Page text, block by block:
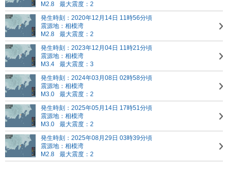
M2.8
最大震度：2
発生時刻：2020年12月14日 11時56分頃
震源地：相模湾
M2.8
最大震度：2
発生時刻：2023年12月04日 11時21分頃
震源地：相模湾
M3.4
最大震度：3
発生時刻：2024年03月08日 02時58分頃
震源地：相模湾
M3.0
最大震度：2
発生時刻：2025年05月14日 17時51分頃
震源地：相模湾
M3.0
最大震度：2
発生時刻：2025年08月29日 03時39分頃
震源地：相模湾
M2.8
最大震度：2